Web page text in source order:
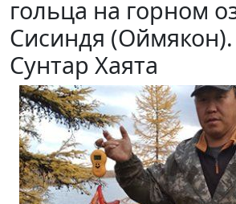
гольца на горном
Сисиндя
Сунтар Хаята